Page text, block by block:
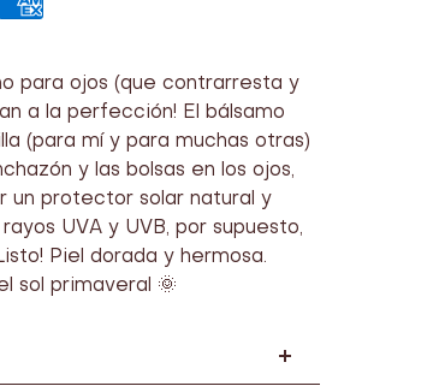
para ojos (que contrarresta y
a la perfección! El bálsamo
(para mí y para muchas otras)
y las bolsas en los ojos,
un protector solar natural y
UVA y UVB, por supuesto,
Piel dorada y hermosa.
sol primaveral 🌞